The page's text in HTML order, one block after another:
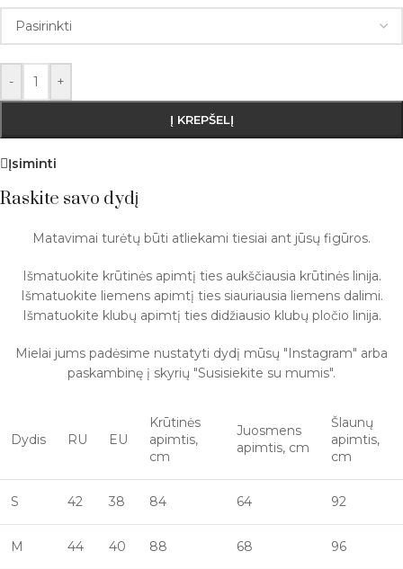
- +
Į KREPŠELĮ
Įsiminti
Raskite savo dydį
Matavimai turėtų būti atliekami tiesiai ant jūsų figūros.
Išmatuokite krūtinės apimtį ties aukščiausia krūtinės linija.
Išmatuokite liemens apimtį ties siauriausia liemens dalimi.
Išmatuokite klubų apimtį ties didžiausio klubų pločio linija.
Mielai jums padėsime nustatyti dydį mūsų "Instagram" arba
paskambinę į skyrių "Susisiekite su mumis".
Dydis RU EU
Krūtinės
apimtis,
cm
Juosmens
apimtis, cm
Šlaunų
apimtis,
cm
S 42 38 84 64 92
M 44 40 88 68 96